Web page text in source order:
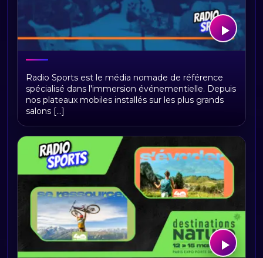
Events – Le média nomade au cœur
des événements
Radio Sports est le média nomade de référence
spécialisé dans l'immersion événementielle. Depuis
nos plateaux mobiles installés sur les plus grands
salons [...]